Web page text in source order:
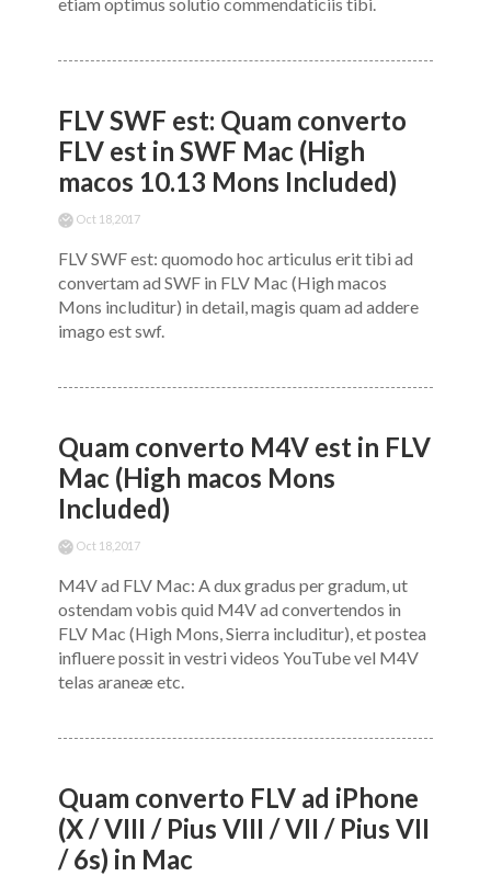
FLV SWF est: Quam converto
FLV est in SWF Mac (High
macos 10.13 Mons Included)
Oct 18,2017
FLV SWF est: quomodo hoc articulus erit tibi ad
convertam ad SWF in FLV Mac (High macos
Mons includitur) in detail, magis quam ad addere
imago est swf.
Quam converto M4V est in FLV
Mac (High macos Mons
Included)
Oct 18,2017
M4V ad FLV Mac: A dux gradus per gradum, ut
ostendam vobis quid M4V ad convertendos in
FLV Mac (High Mons, Sierra includitur), et postea
influere possit in vestri videos YouTube vel M4V
telas araneæ etc.
Quam converto FLV ad iPhone
(X / VIII / Pius VIII / VII / Pius VII
/ 6s) in Mac